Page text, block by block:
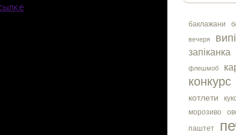
баклажани
вечеря
запіканка
флешмоб
конкурс
котлети
морозиво
паштет